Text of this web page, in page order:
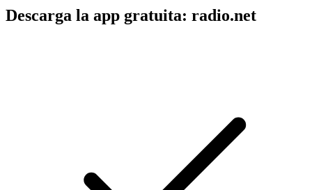
Descarga la app gratuita: radio.net